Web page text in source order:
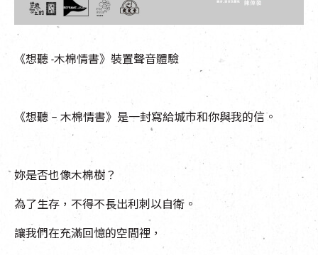
《想聽 -木棉情書》裝置聲音體驗
《想聽 – 木棉情書》是一封寫給城市和你與我的信。
妳是否也像木棉樹？
為了生存，不得不長出利刺以自衛。
讓我們在充滿回憶的空間裡，